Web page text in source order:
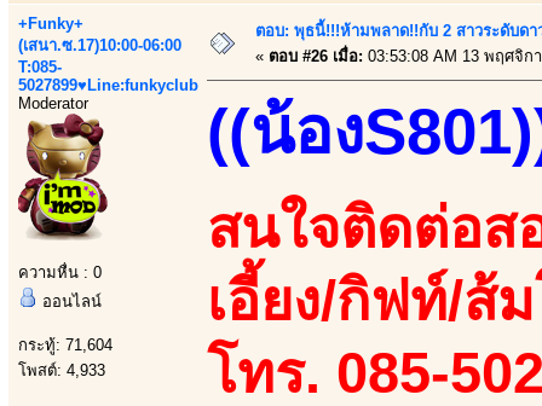
+Funky+
(เสนา.ซ.17)10:00-06:00
T:085-
5027899♥Line:funkyclub
Moderator
ความหื่น : 0
ออนไลน์
กระทู้: 71,604
โพสต์: 4,933
ตอบ: พุธนี้!!!ห้ามพลาด!!กับ 2 สาวระดับดา
« ตอบ #26 เมื่อ: 03:53:08 AM 13 พฤศจิก
((น้อง
สนใจติดต่อส
เอี้ยง/กิฟท์/ส้
โทร. 085-